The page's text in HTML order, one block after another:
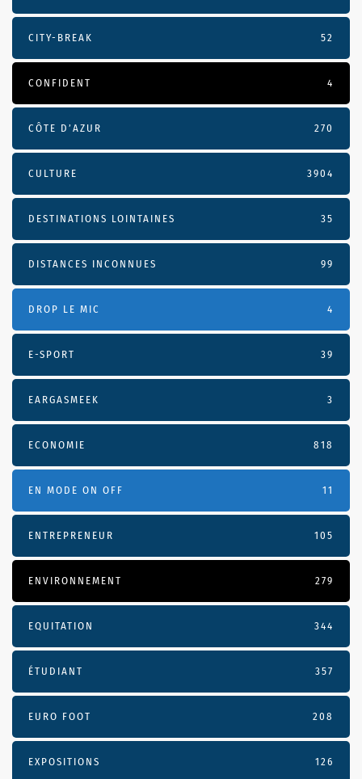
CITY-BREAK 52
CONFIDENT 4
CÔTE D’AZUR 270
CULTURE 3904
DESTINATIONS LOINTAINES 35
DISTANCES INCONNUES 99
DROP LE MIC 4
E-SPORT 39
EARGASMEEK 3
ECONOMIE 818
EN MODE ON OFF 11
ENTREPRENEUR 105
ENVIRONNEMENT 279
EQUITATION 344
ÉTUDIANT 357
EURO FOOT 208
EXPOSITIONS 126